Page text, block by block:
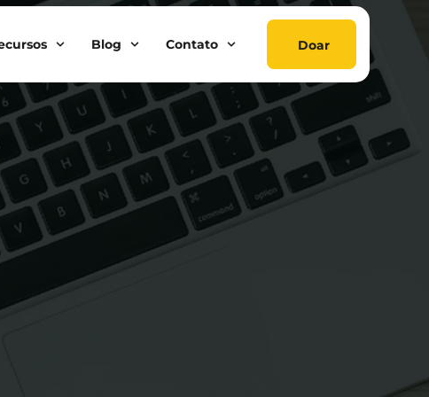
Blog Contato Doar